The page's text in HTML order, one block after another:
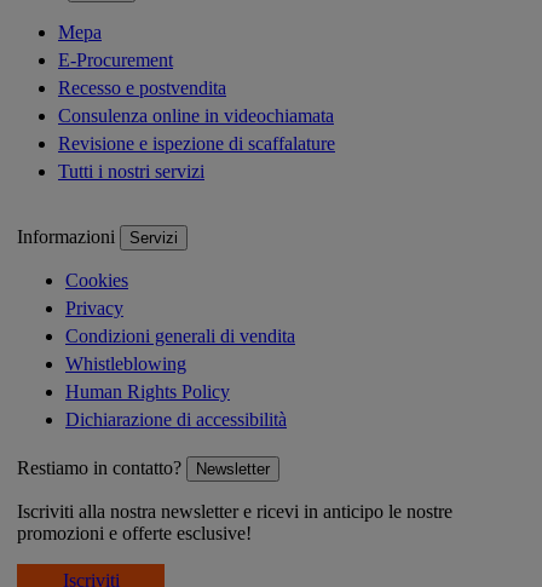
Mepa
E-Procurement
Recesso e postvendita
Consulenza online in videochiamata
Revisione e ispezione di scaffalature
Tutti i nostri servizi
Informazioni Servizi
Cookies
Privacy
Condizioni generali di vendita
Whistleblowing
Human Rights Policy
Dichiarazione di accessibilità
Restiamo in contatto? Newsletter
Iscriviti alla nostra newsletter e ricevi in anticipo le nostre
promozioni e offerte esclusive!
Iscriviti